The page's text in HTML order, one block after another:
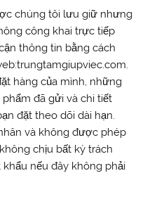
chúng tôi lưu giữ nhưng
công khai trực tiếp
thông tin bằng cách
hàng của mình, những
đã gửi và chi tiết
đặt theo dõi dài hạn.
và không được phép
chịu bất kỳ trách
nếu đây không phải